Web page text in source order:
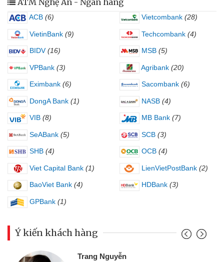
ATM Nghệ An - Ngân hàng
ACB (6) Vietcombank (28)
VietinBank (9) Techcombank (4)
BIDV (16) MSB (5)
VPBank (3) Agribank (20)
Eximbank (6) Sacombank (6)
DongA Bank (1) NASB (4)
VIB (8) MB Bank (7)
SeABank (5) SCB (3)
SHB (4) OCB (4)
Viet Capital Bank (1) LienVietPostBank (2)
BaoViet Bank (4) HDBank (3)
GPBank (1)
Ý kiến khách hàng
Trang Nguyễn